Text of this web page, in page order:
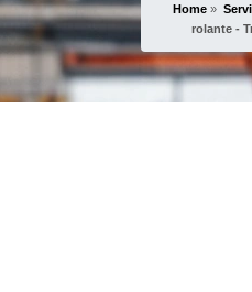
Home »
rolante -